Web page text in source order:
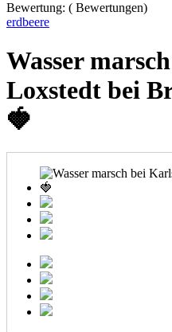
Bewertung: ( Bewertungen)
erdbeere
Wasser
Loxstedt bei
🍓